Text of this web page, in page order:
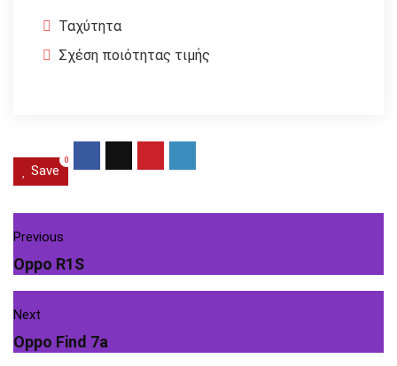
Ταχύτητα
Σχέση ποιότητας τιμής
Save
0
Previous
Oppo R1S
Next
Oppo Find 7a